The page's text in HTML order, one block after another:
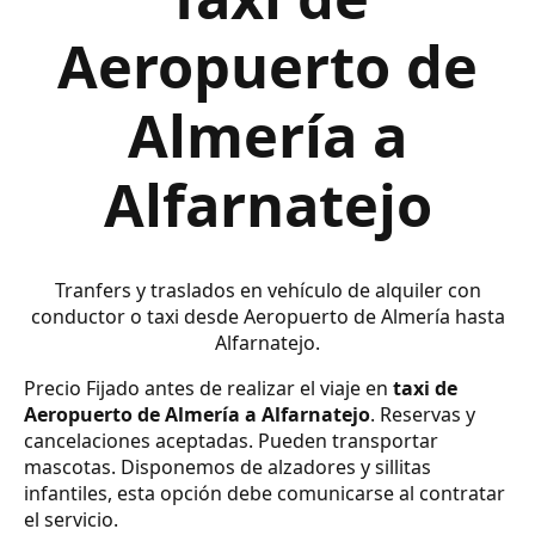
Aeropuerto de
Almería a
Alfarnatejo
Tranfers y traslados en vehículo de alquiler con
conductor o taxi desde Aeropuerto de Almería hasta
Alfarnatejo.
Precio Fijado antes de realizar el viaje en taxi de
Aeropuerto de Almería a Alfarnatejo. Reservas y
cancelaciones aceptadas. Pueden transportar
mascotas. Disponemos de alzadores y sillitas
infantiles, esta opción debe comunicarse al contratar
el servicio.